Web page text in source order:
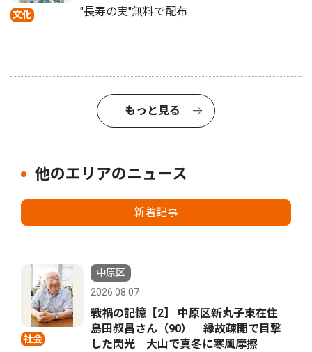
文化 "長寿の実"無料で配布
もっと見る
他のエリアのニュース
新着記事
社会
中原区
2026.08.07
戦禍の記憶【2】 中原区新丸子東在住
島田叔昌さん（90） 縁故疎開で目撃
した閃光 大山で真冬に寒風摩擦